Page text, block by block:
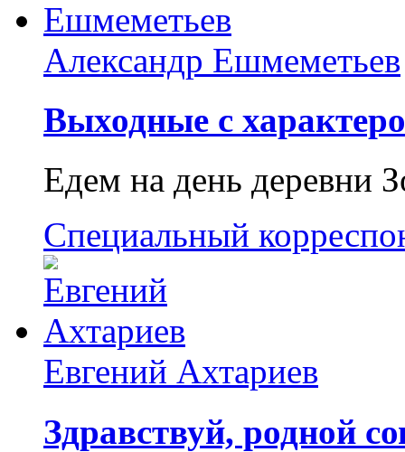
Александр Ешмеметьев
Выходные с
Едем на день деревни
Специальный
Евгений Ахтариев
Здравствуй, родной